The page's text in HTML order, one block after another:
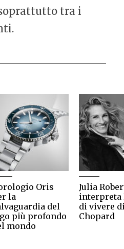
tra i
Oris
la
del
più profondo
mondo
Julia
interpreta
di vivere
Chopard